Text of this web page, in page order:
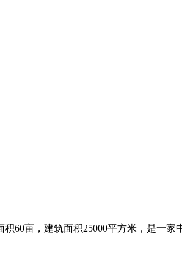
60亩，建筑面积25000平方米，是一家